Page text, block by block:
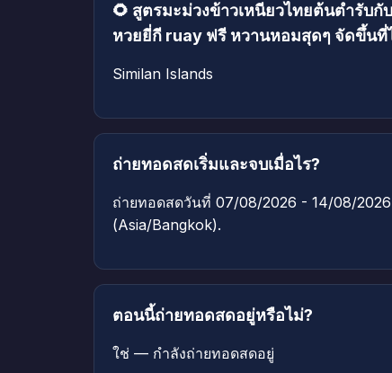
🌻 สูตรมะม่วงข้าวเหนียวไทยต้นตำรับกั
หวยยี่กี ruay ฟรี หวานหอมสุดๆ จัดขึ้นที่
Similan Islands
ถ่ายทอดสดเริ่มและจบเมื่อไร?
ถ่ายทอดสดวันที่ 07/08/2026 - 14/08/2026
(Asia/Bangkok).
ตอนนี้ถ่ายทอดสดอยู่หรือไม่?
ใช่ — กำลังถ่ายทอดสดอยู่